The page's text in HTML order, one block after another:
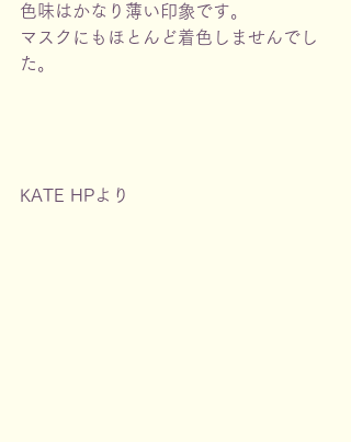
色味はかなり薄い印象です。
マスクにもほとんど着色しませんでし
た。
KATE HPより